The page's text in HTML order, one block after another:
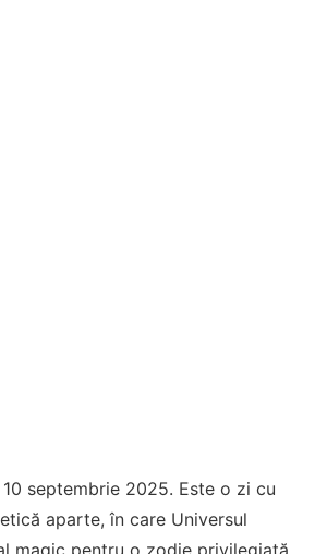
septembrie 2025. Este o zi cu
aparte, în care Universul
magic pentru o zodie privilegiată.